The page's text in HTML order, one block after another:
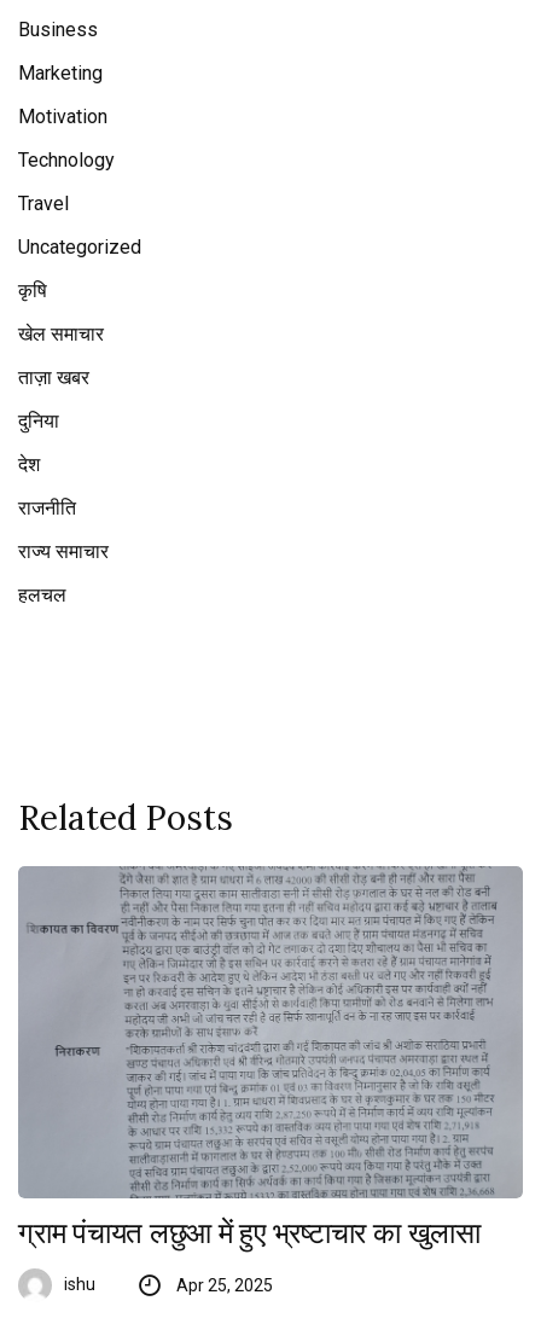
Business
Marketing
Motivation
Technology
Travel
Uncategorized
कृषि
खेल समाचार
ताज़ा खबर
दुनिया
देश
राजनीति
राज्य समाचार
हलचल
Related Posts
ग्राम पंचायत लछुआ में हुए भ्रष्टाचार का खुलासा
ishu Apr 25, 2025